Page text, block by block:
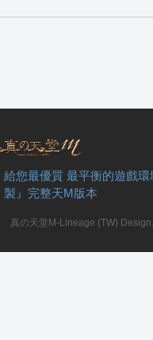
給您最優質 最平衡的遊戲
製』完整天M版本
真の天堂M-Lineage (TW)